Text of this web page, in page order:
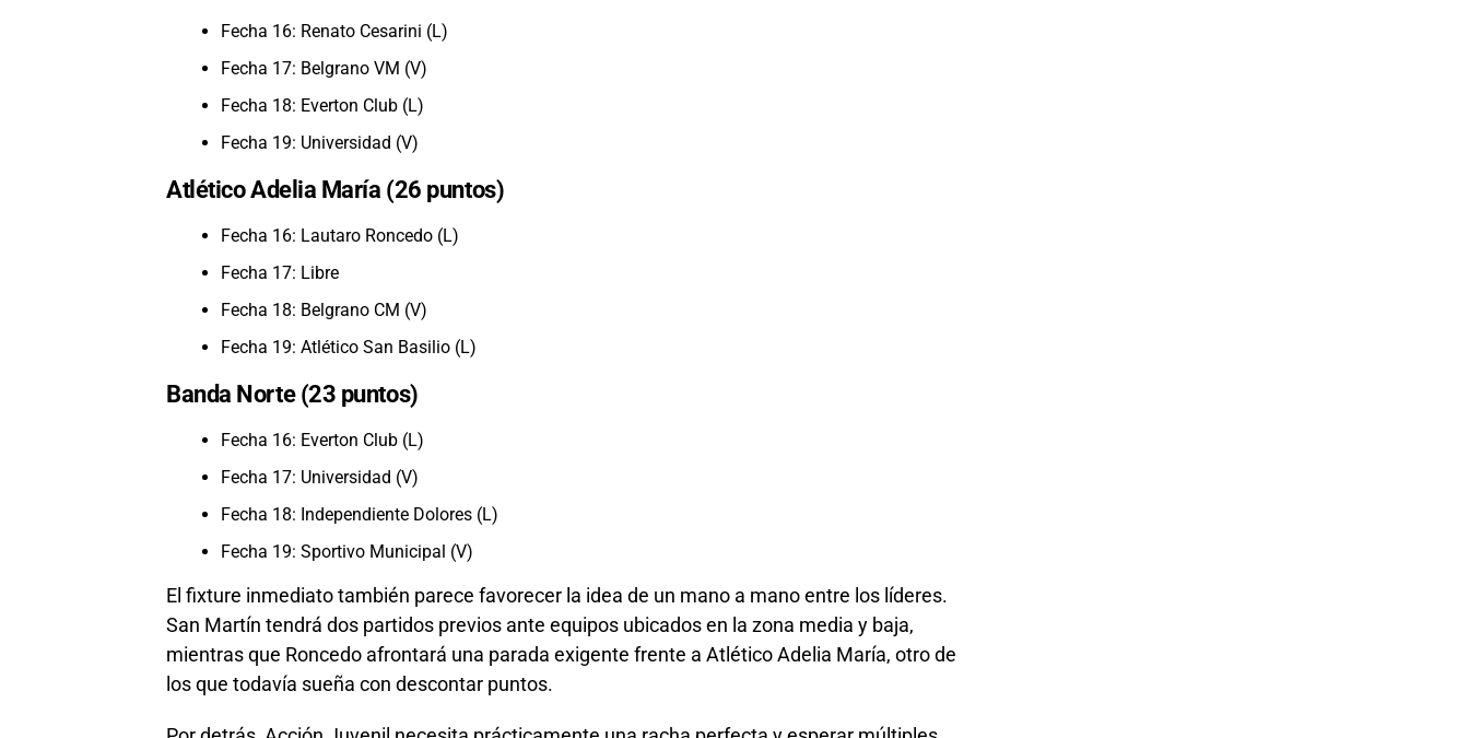
Fecha 16: Renato Cesarini (L)
Fecha 17: Belgrano VM (V)
Fecha 18: Everton Club (L)
Fecha 19: Universidad (V)
Atlético Adelia María (26 puntos)
Fecha 16: Lautaro Roncedo (L)
Fecha 17: Libre
Fecha 18: Belgrano CM (V)
Fecha 19: Atlético San Basilio (L)
Banda Norte (23 puntos)
Fecha 16: Everton Club (L)
Fecha 17: Universidad (V)
Fecha 18: Independiente Dolores (L)
Fecha 19: Sportivo Municipal (V)
El fixture inmediato también parece favorecer la idea de un mano a mano entre los líderes.
San Martín tendrá dos partidos previos ante equipos ubicados en la zona media y baja,
mientras que Roncedo afrontará una parada exigente frente a Atlético Adelia María, otro de
los que todavía sueña con descontar puntos.